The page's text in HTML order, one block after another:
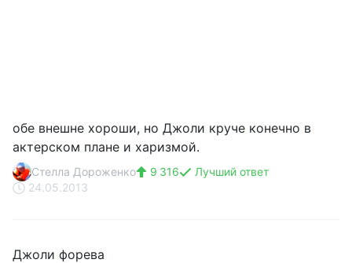
обе внешне хороши, но Джоли круче конечно в
актерском плане и харизмой.
Стелла Дороженко 9 316
Лучший ответ
24.05.2013
Джоли форева